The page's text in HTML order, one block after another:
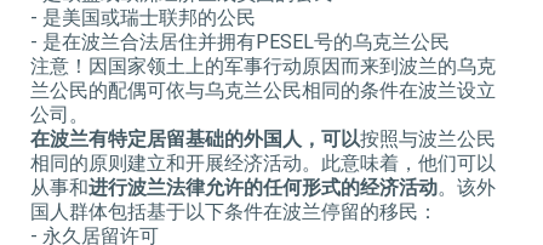
- 是美国或瑞士联邦的公民
- 是在波兰合法居住并拥有PESEL号的乌克兰公民
注意！因国家领土上的军事行动原因而来到波兰的乌克
兰公民的配偶可依与乌克兰公民相同的条件在波兰设立
公司。
在波兰有特定居留基础的外国人，可以按照与波兰公民
相同的原则建立和开展经济活动。此意味着，他们可以
从事和进行波兰法律允许的任何形式的经济活动。该外
国人群体包括基于以下条件在波兰停留的移民：
- 永久居留许可